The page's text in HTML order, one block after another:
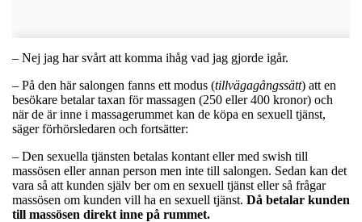
– Nej jag har svårt att komma ihåg vad jag gjorde igår.
– På den här salongen fanns ett modus (tillvägagångssätt) att en
besökare betalar taxan för massagen (250 eller 400 kronor) och
när de är inne i massagerummet kan de köpa en sexuell tjänst,
säger förhörsledaren och fortsätter:
– Den sexuella tjänsten betalas kontant eller med swish till
massösen eller annan person men inte till salongen. Sedan kan det
vara så att kunden själv ber om en sexuell tjänst eller så frågar
massösen om kunden vill ha en sexuell tjänst. Då betalar kunden
till massösen direkt inne på rummet.